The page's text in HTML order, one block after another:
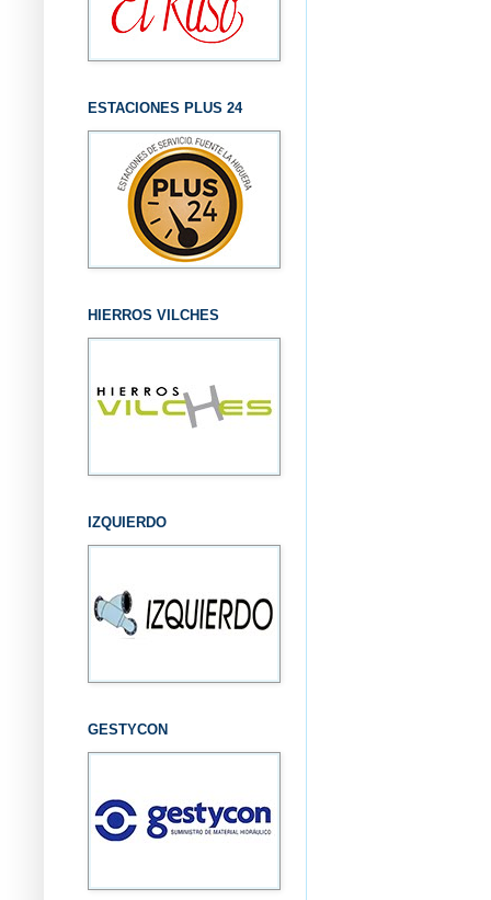
ESTACIONES PLUS 24
HIERROS VILCHES
IZQUIERDO
GESTYCON